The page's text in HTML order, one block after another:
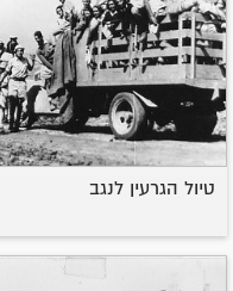
טיול הגרעין לנגב